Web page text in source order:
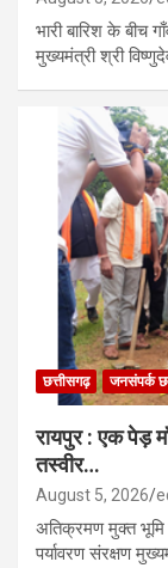
भारी बारिश के बीच
मुख्यमंत्री श्री
छत्तीसगढ़ जनसंपर्क
रायपुर : एक पेड़
तस्वीर…
August 5, 2026
अतिक्रमण मुक्त भूमि
पर्यावरण संरक्षण